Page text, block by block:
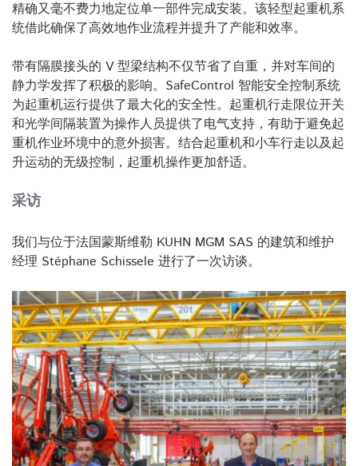
精确又毫不费力地定位单一部件完成安装。该轻型起重机系
统借此确保了高效地作业流程并提升了产能和效率。
带有隔膜接头的 V 型梁结构不仅节省了自重，并对车间的
静力学发挥了积极的影响。SafeControl 智能安全控制系统
为起重机运行提供了最大化的安全性。起重机行走限位开关
和光学间隔装置为操作人员提供了电气支持，有助于避免起
重机作业环境中的意外损害。结合起重机和小车行走以及起
升运动的无级控制，起重机操作更加舒适。
采访
我们与位于法国蒙斯维勒 KUHN MGM SAS 的建筑和维护
经理 Stéphane Schissele 进行了一次访谈。